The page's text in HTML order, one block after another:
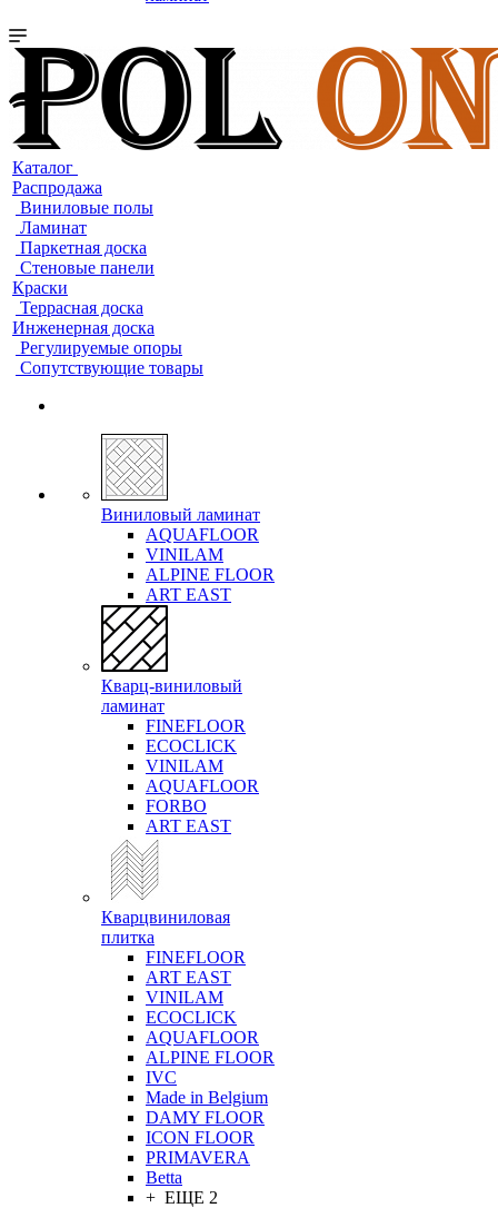
Каталог
Распродажа
Виниловые полы
Ламинат
Паркетная доска
Стеновые панели
Краски
Террасная доска
Инженерная доска
Регулируемые опоры
Сопутствующие товары
Виниловый ламинат
AQUAFLOOR
VINILAM
ALPINE FLOOR
ART EAST
Кварц-виниловый
ламинат
FINEFLOOR
ECOCLICK
VINILAM
AQUAFLOOR
FORBO
ART EAST
Кварцвиниловая
плитка
FINEFLOOR
ART EAST
VINILAM
ECOCLICK
AQUAFLOOR
ALPINE FLOOR
IVC
Made in Belgium
DAMY FLOOR
ICON FLOOR
PRIMAVERA
Betta
+ ЕЩЕ 2